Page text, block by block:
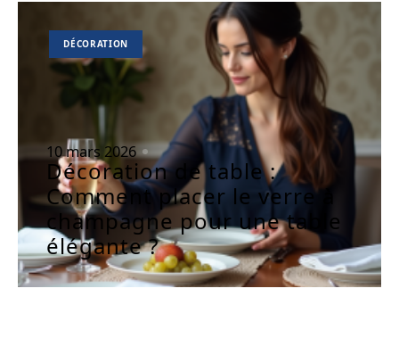
DÉCORATION
10 mars 2026
Décoration de table :
Comment placer le verre à
champagne pour une table
élégante ?